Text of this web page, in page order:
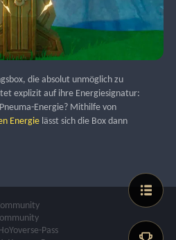
die absolut unmöglich zu
explizit auf ihre Energiesignatur:
Energie? Mithilfe von
Energie lässt sich die Box dann
Pass